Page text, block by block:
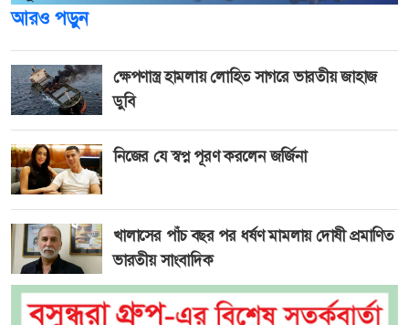
আরও পড়ুন
ক্ষেপণাস্ত্র হামলায় লোহিত সাগরে ভারতীয় জাহাজ
ডুবি
নিজের যে স্বপ্ন পূরণ করলেন জর্জিনা
খালাসের পাঁচ বছর পর ধর্ষণ মামলায় দোষী প্রমাণিত
ভারতীয় সাংবাদিক